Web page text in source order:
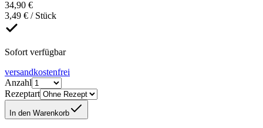
34,90 €
3,49 € / Stück
Sofort verfügbar
versandkostenfrei
Anzahl
Rezeptart
In den Warenkorb